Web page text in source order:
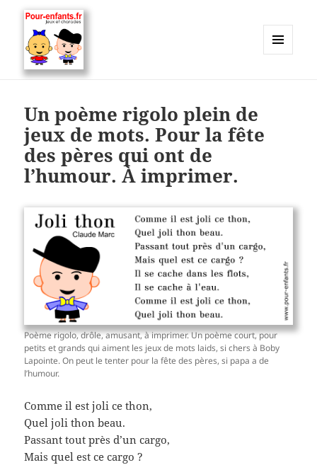
devinettes, pour enfants.
Un poème rigolo plein de
jeux de mots. Pour la fête
des pères qui ont de
l’humour. À imprimer.
Poème rigolo, drôle, amusant, à imprimer. Un poème court, pour
petits et grands qui aiment les jeux de mots laids, si chers à Boby
Lapointe. On peut le tenter pour la fête des pères, si papa a de
l’humour.
Comme il est joli ce thon,
Quel joli thon beau.
Passant tout près d’un cargo,
Mais quel est ce cargo ?